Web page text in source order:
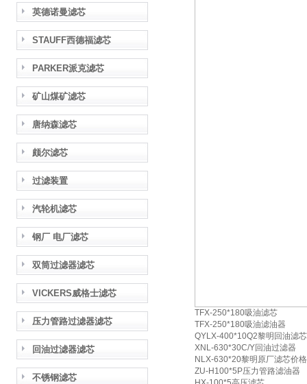
英德诺曼滤芯
STAUFF西德福滤芯
PARKER派克滤芯
矿山煤矿滤芯
唐纳森滤芯
颇尔滤芯
过滤装置
汽轮机滤芯
钢厂 电厂滤芯
双筒过滤器滤芯
VICKERS威格士滤芯
压力管路过滤器滤芯
回油过滤器滤芯
不锈钢滤芯
TFX-250*180吸油滤芯
TFX-250*180吸油滤油器
QYLX-400*10Q2黎明回油滤芯
XNL-630*30C/Y回油过滤器
NLX-630*20黎明原厂滤芯价格
ZU-H100*5P压力管路滤油器